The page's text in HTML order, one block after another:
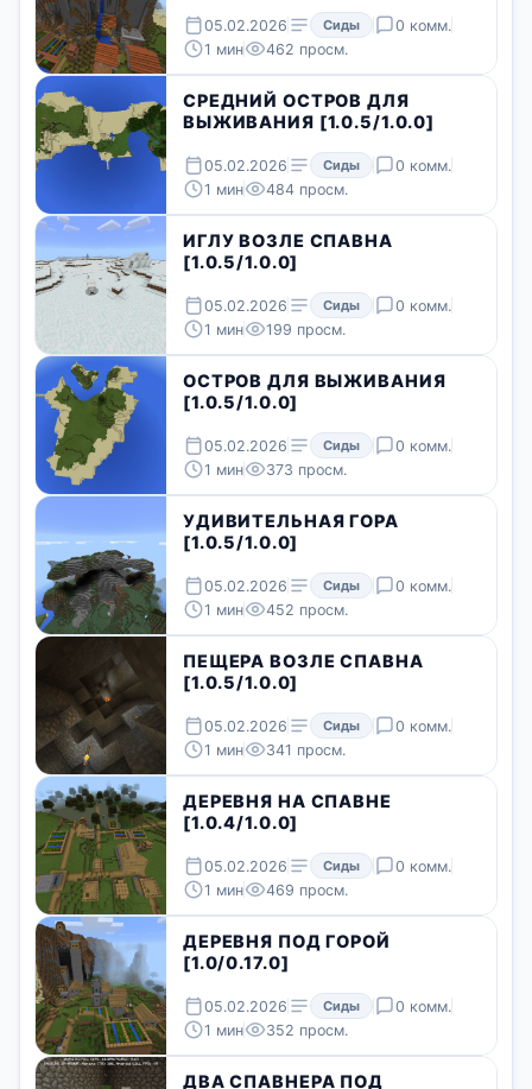
05.02.2026 Сиды
0 комм.
1 мин
462 просм.
СРЕДНИЙ ОСТРОВ ДЛЯ
ВЫЖИВАНИЯ [1.0.5/1.0.0]
05.02.2026 Сиды
0 комм.
1 мин
484 просм.
ИГЛУ ВОЗЛЕ СПАВНА
[1.0.5/1.0.0]
05.02.2026 Сиды
0 комм.
1 мин
199 просм.
ОСТРОВ ДЛЯ ВЫЖИВАНИЯ
[1.0.5/1.0.0]
05.02.2026 Сиды
0 комм.
1 мин
373 просм.
УДИВИТЕЛЬНАЯ ГОРА
[1.0.5/1.0.0]
05.02.2026 Сиды
0 комм.
1 мин
452 просм.
ПЕЩЕРА ВОЗЛЕ СПАВНА
[1.0.5/1.0.0]
05.02.2026 Сиды
0 комм.
1 мин
341 просм.
ДЕРЕВНЯ НА СПАВНЕ
[1.0.4/1.0.0]
05.02.2026 Сиды
0 комм.
1 мин
469 просм.
ДЕРЕВНЯ ПОД ГОРОЙ
[1.0/0.17.0]
05.02.2026 Сиды
0 комм.
1 мин
352 просм.
ДВА СПАВНЕРА ПОД